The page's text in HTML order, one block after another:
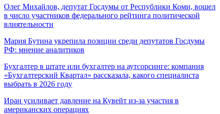
Олег Михайлов, депутат Госдумы от Республики Коми, вошел
в число участников федерального рейтинга политической
влиятельности
Мария Бутина укрепила позиции среди депутатов Госдумы
РФ: мнение аналитиков
Бухгалтер в штате или бухгалтер на аутсорсинге: компания
«Бухгалтерский Квартал» рассказала, какого специалиста
выбрать в 2026 году
Иран усиливает давление на Кувейт из-за участия в
американских операциях